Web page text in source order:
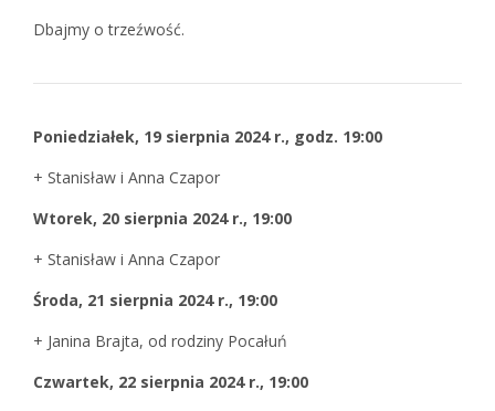
Dbajmy o trzeźwość.
Poniedziałek, 19 sierpnia 2024 r., godz. 19:00
+ Stanisław i Anna Czapor
Wtorek, 20 sierpnia 2024 r., 19:00
+ Stanisław i Anna Czapor
Środa, 21 sierpnia 2024 r., 19:00
+ Janina Brajta, od rodziny Pocałuń
Czwartek, 22 sierpnia 2024 r., 19:00